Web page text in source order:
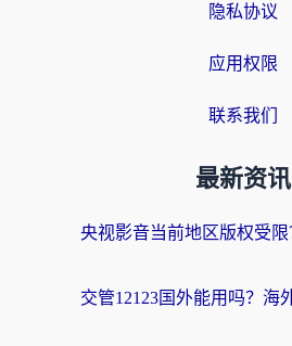
隐私协议
应用权限
联系我们
最新资讯